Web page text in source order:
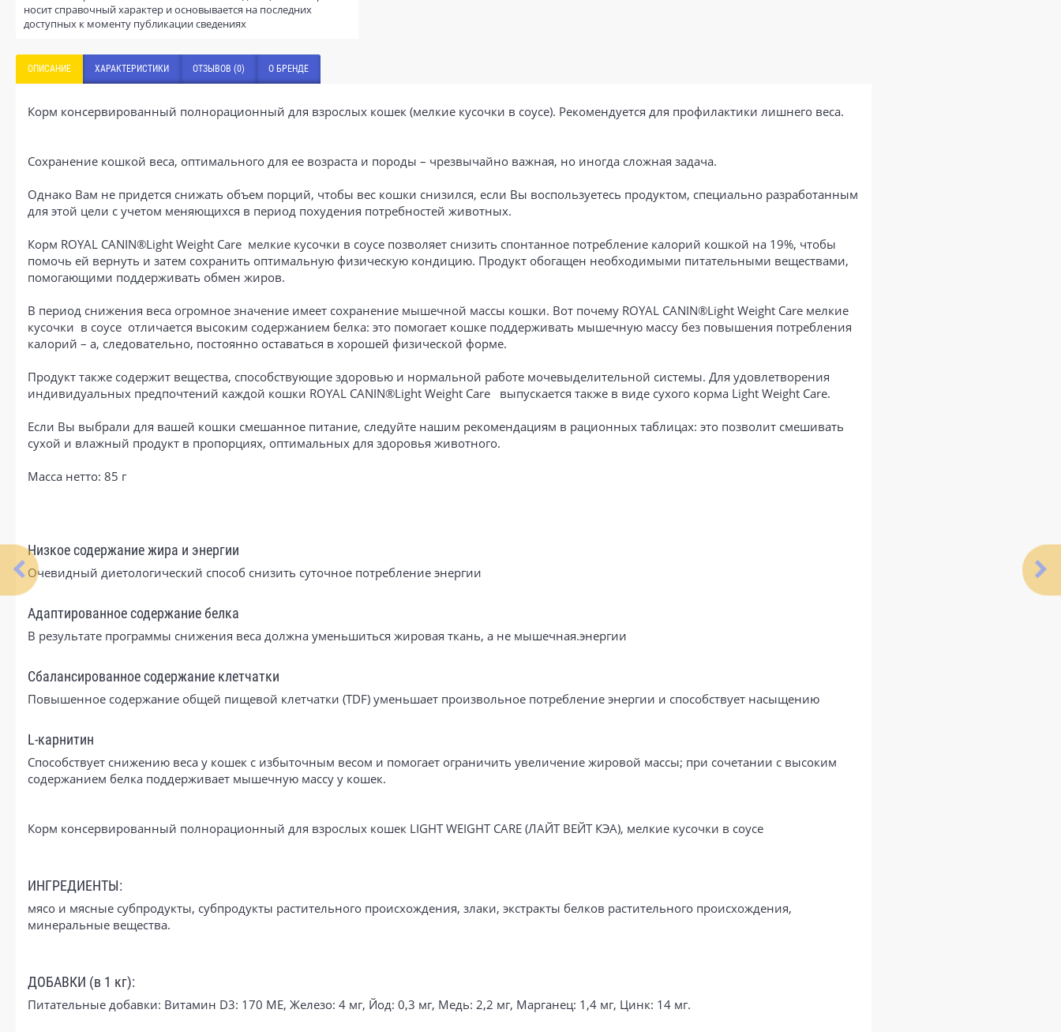
носит справочный характер и основывается на последних
доступных к моменту публикации сведениях
ОПИСАНИЕ ХАРАКТЕРИСТИКИ ОТЗЫВОВ (0) О БРЕНДЕ
Корм консервированный полнорационный для взрослых кошек (мелкие кусочки в соусе). Рекомендуется для профилактики лишнего веса.
Сохранение кошкой веса, оптимального для ее возраста и породы – чрезвычайно важная, но иногда сложная задача.
Однако Вам не придется снижать объем порций, чтобы вес кошки снизился, если Вы воспользуетесь продуктом, специально разработанным
для этой цели с учетом меняющихся в период похудения потребностей животных.
Корм ROYAL CANIN®Light Weight Care мелкие кусочки в соусе позволяет снизить спонтанное потребление калорий кошкой на 19%, чтобы
помочь ей вернуть и затем сохранить оптимальную физическую кондицию. Продукт обогащен необходимыми питательными веществами,
помогающими поддерживать обмен жиров.
В период снижения веса огромное значение имеет сохранение мышечной массы кошки. Вот почему ROYAL CANIN®Light Weight Care мелкие
кусочки в соусе отличается высоким содержанием белка: это помогает кошке поддерживать мышечную массу без повышения потребления
калорий – а, следовательно, постоянно оставаться в хорошей физической форме.
Продукт также содержит вещества, способствующие здоровью и нормальной работе мочевыделительной системы. Для удовлетворения
индивидуальных предпочтений каждой кошки ROYAL CANIN®Light Weight Care выпускается также в виде сухого корма Light Weight Care.
Если Вы выбрали для вашей кошки смешанное питание, следуйте нашим рекомендациям в рационных таблицах: это позволит смешивать
сухой и влажный продукт в пропорциях, оптимальных для здоровья животного.
Масса нетто: 85 г
Низкое содержание жира и энергии
Очевидный диетологический способ снизить суточное потребление энергии
Адаптированное содержание белка
В результате программы снижения веса должна уменьшиться жировая ткань, а не мышечная.энергии
Сбалансированное содержание клетчатки
Повышенное содержание общей пищевой клетчатки (TDF) уменьшает произвольное потребление энергии и способствует насыщению
L-карнитин
Способствует снижению веса у кошек с избыточным весом и помогает ограничить увеличение жировой массы; при сочетании с высоким
содержанием белка поддерживает мышечную массу у кошек.
Корм консервированный полнорационный для взрослых кошек LIGHT WEIGHT CARE (ЛАЙТ ВЕЙТ КЭА), мелкие кусочки в соусе
ИНГРЕДИЕНТЫ:
мясо и мясные субпродукты, субпродукты растительного происхождения, злаки, экстракты белков растительного происхождения,
минеральные вещества.
ДОБАВКИ (в 1 кг):
Питательные добавки: Витамин D3: 170 ME, Железо: 4 мг, Йод: 0,3 мг, Медь: 2,2 мг, Марганец: 1,4 мг, Цинк: 14 мг.